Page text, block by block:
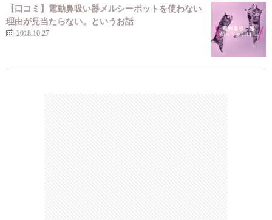
【口コミ】電動鼻吸い器メルシーポットを使わない
理由が見当たらない。というお話
2018.10.27